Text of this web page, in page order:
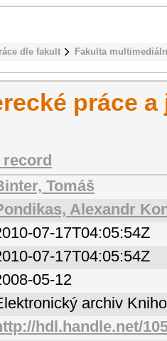
dle fakult Fakulta
práce
Tomáš
Alexandr
07-17T04:05:54Z
07-17T04:05:54Z
05-12
archiv
hdl.handle.net/